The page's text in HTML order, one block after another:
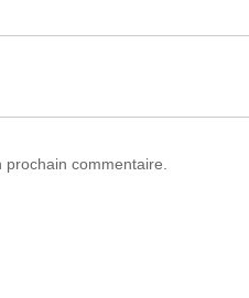
commentaire.